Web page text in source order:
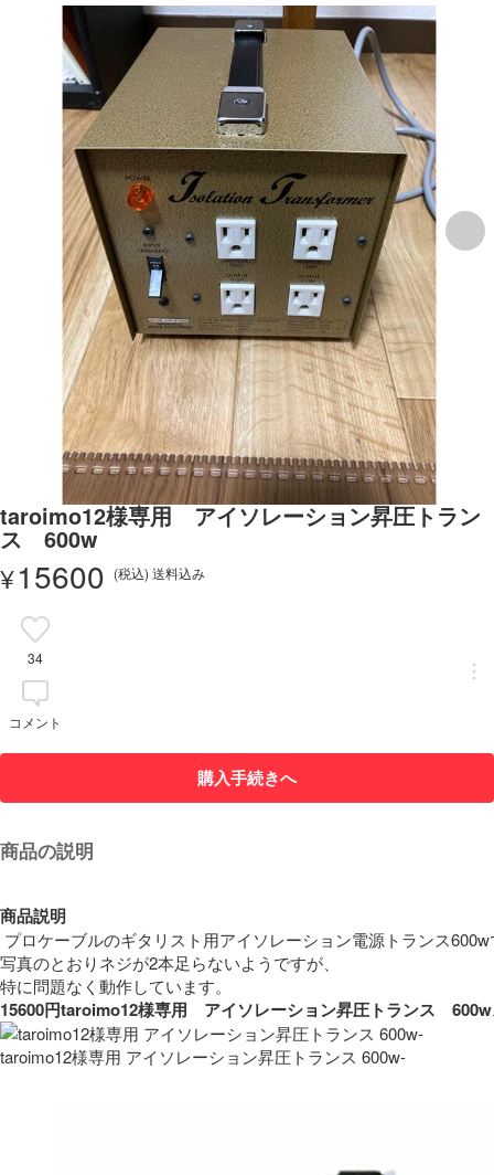
taroimo12様専用 アイソレーション昇圧トラン
ス 600w
¥15600 (税込) 送料込み
34
コメント
購入手続きへ
商品の説明
商品説明
プロケーブルのギタリスト用アイソレーション電源トランス
写真のとおりネジが2本足らないようですが、
15600円taroimo12様専用　アイソレーション昇圧トランス　
taroimo12様専用 アイソレーション昇圧トランス 600w-